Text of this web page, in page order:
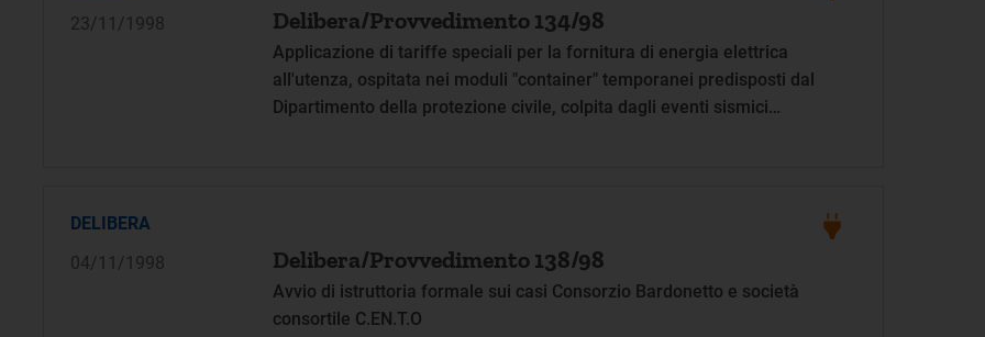
23/11/1998
Delibera/Provvedimento 134/98
Applicazione di tariffe speciali per la fornitura di energia elettrica
all'utenza, ospitata nei moduli "container" temporanei predisposti dal
Dipartimento della protezione civile, colpita dagli eventi sismici
DELIBERA
04/11/1998
Delibera/Provvedimento 138/98
Avvio di istruttoria formale sui casi Consorzio Bardonetto e società
consortile C.EN.T.O